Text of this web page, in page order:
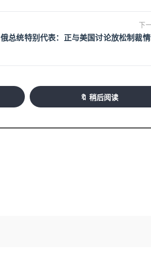
下
俄总统特别代表：正与美国讨论放松制裁
🔖 稍后阅读